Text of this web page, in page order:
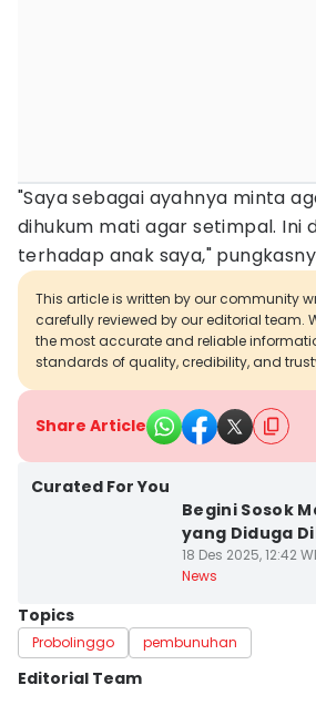
"Saya sebagai ayahnya minta
dihukum mati agar setimpal. Ini
terhadap anak saya,"
This article is written by our community
carefully reviewed by our editorial team.
the most accurate and reliable
standards of quality, credibility, and
Share Article
Curated For You
Begini Sosok
yang Diduga
18 Des 2025, 12:42
News
Topics
Probolinggo pembunuhan
Editorial Team